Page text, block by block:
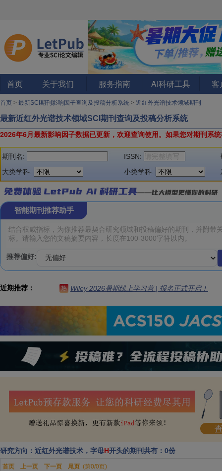
首页 关于我们 服务指南 AI科研工具 客
首页 > 最新SCI期刊影响因子查询及投稿分析系统 > 近红外光谱技术领域期刊
最新近红外光谱技术领域SCI期刊查询及投稿分析系统
2026年6月最新影响因子数据已更新，欢迎查询使用。 如果您对期刊系
期刊名: ISSN:
大类学科:
小类学科:
智能期刊推荐助手
推荐偏好:
近期推荐： 热 Wiley 2026暑期线上学习营 | 报名正式开启！
研究方向：近红外光谱技术，字母H开头的期刊共有：0份
首页 上一页 下一页 尾页 (第0/0页)